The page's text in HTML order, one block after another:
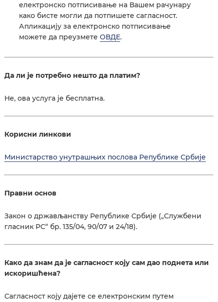
електронско потписивање на Вашем рачунару
како бисте могли да потпишете сагласност.
Апликацију за електронско потписивање
можете да преузмете ОВДЕ.
Да ли је потребно нешто да платим?
Не, ова услуга је бесплатна.
Корисни линкови
Министарство унутрашњих послова Републике Србије
Правни основ
Закон о држављанству Републике Србије („Службени
гласник РС“ бр. 135/04, 90/07 и 24/18).
Како да знам да је сагласност коју сам дао поднета или
искоришћена?
Сагласност коју дајете се електронским путем